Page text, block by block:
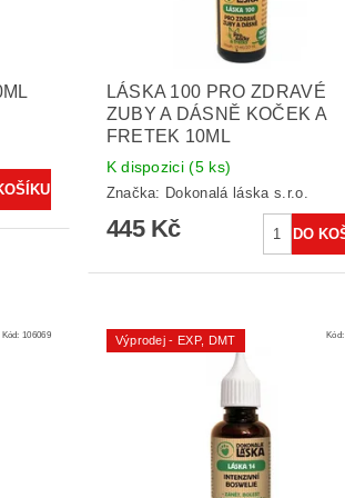
LÁSKA 100 PRO ZDRAVÉ
ZUBY A DÁSNĚ KOČEK A
FRETEK 10ML
K dispozici(5 ks)
Značka: Dokonalá láska s.r.o.
445 Kč
Kód:106069 Výprodej - EXP, DMT Kód: